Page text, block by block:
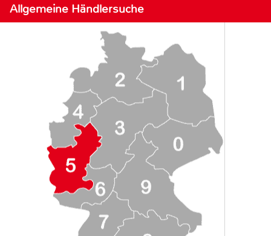
Allgemeine Händlersuche